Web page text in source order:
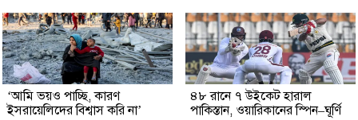
‘আমি ভয়ও পাচ্ছি, কারণ
ইসরায়েলিদের বিশ্বাস করি না’
৪৮ রানে ৭ উইকেট হারাল
পাকিস্তান, ওয়ারিকানের স্পিন–ঘূর্ণি